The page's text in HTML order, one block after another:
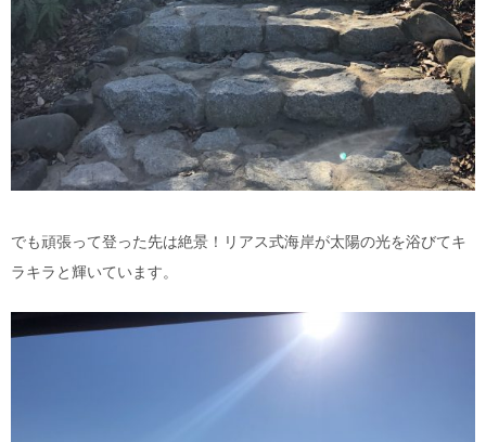
でも頑張って登った先は絶景！リアス式海岸が太陽の光を浴びてキ
ラキラと輝いています。